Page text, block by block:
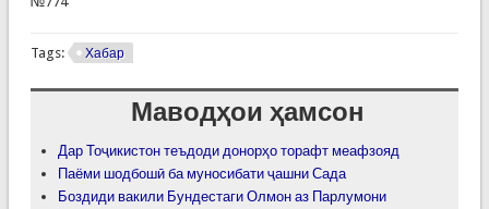
Tags: Хабар
Маводҳои ҳамсон
Дар Тоҷикистон теъдоди донорҳо торафт меафзояд
Паёми шодбошӣ ба муносибати ҷашни Сада
Боздиди вакили Бундестаги Олмон аз Парлумони